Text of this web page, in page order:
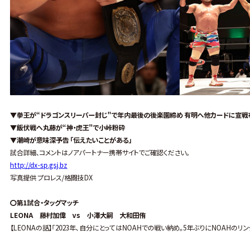
▼拳王が“ドラゴンスリーパー封じ"で年内最後の後楽園締め 有明へ他カードに宣戦
▼飯伏戦へ丸藤が“神・虎王"で小峠粉砕
▼潮崎が意味深予告 「伝えたいことがある」
試合詳細、コメントはノアパートナー携帯サイトでご確認ください。
http://dx-sp.gsj.bz
写真提供 プロレス/格闘技DX
〇第1試合・タッグマッチ
LEONA 藤村加偉 vs 小澤大嗣 大和田侑
【LEONAの話】｢2023年､自分にとってはNOAHでの戦い納め｡5年ぶりにNOAHの